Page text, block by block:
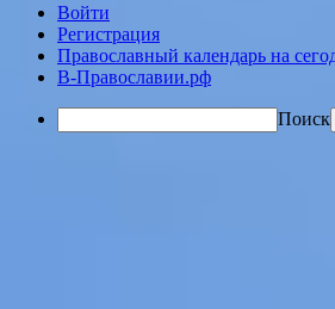
Войти
Регистрация
Православный календарь на
В-Православии.рф
Поиск